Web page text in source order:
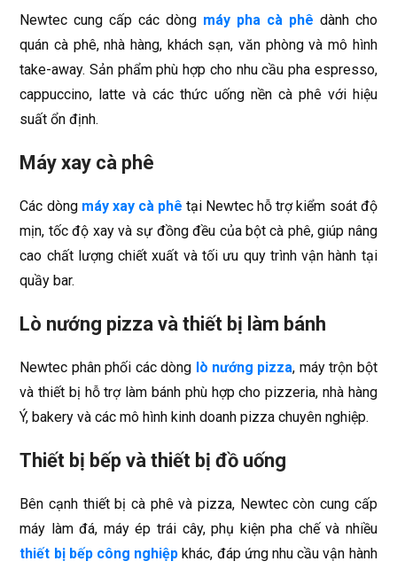
Newtec cung cấp các dòng máy pha cà phê dành cho
quán cà phê, nhà hàng, khách sạn, văn phòng và mô hình
take-away. Sản phẩm phù hợp cho nhu cầu pha espresso,
cappuccino, latte và các thức uống nền cà phê với hiệu
suất ổn định.
Máy xay cà phê
Các dòng máy xay cà phê tại Newtec hỗ trợ kiểm soát độ
mịn, tốc độ xay và sự đồng đều của bột cà phê, giúp nâng
cao chất lượng chiết xuất và tối ưu quy trình vận hành tại
quầy bar.
Lò nướng pizza và thiết bị làm bánh
Newtec phân phối các dòng lò nướng pizza, máy trộn bột
và thiết bị hỗ trợ làm bánh phù hợp cho pizzeria, nhà hàng
Ý, bakery và các mô hình kinh doanh pizza chuyên nghiệp.
Thiết bị bếp và thiết bị đồ uống
Bên cạnh thiết bị cà phê và pizza, Newtec còn cung cấp
máy làm đá, máy ép trái cây, phụ kiện pha chế và nhiều
thiết bị bếp công nghiệp khác, đáp ứng nhu cầu vận hành